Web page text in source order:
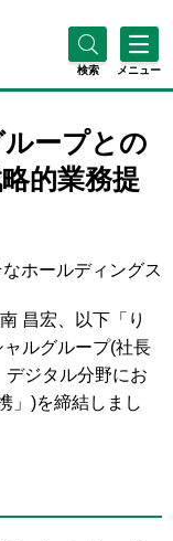
検索 メニュー
ープとの
的業務提
ホールディングス
昌宏、以下「り
ルグループ(社長
デジタル分野にお
」)を締結しまし